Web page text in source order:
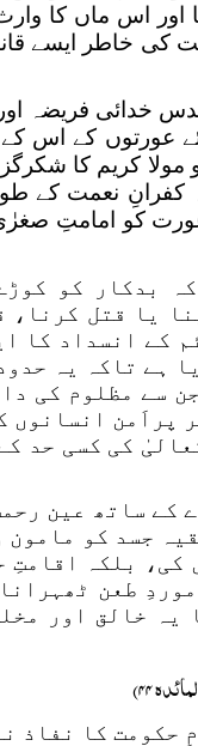
اس ماں کا
کی خاطر ایسے
خدائی فریضہ
عورتوں کے اس
مولا کریم کا
کفرانِ نعمت کے
کو امامتِ
کہ بدکار کو
یا قتل
کے انسداد کا
ہے تاکہ یہ
سے مظلوم کی
پراَمن
کی کسی حد
کے ساتھ عین
جسد کو
بلکہ
طعن
خالق اور
۴۴)
حکومت کا نفاذ